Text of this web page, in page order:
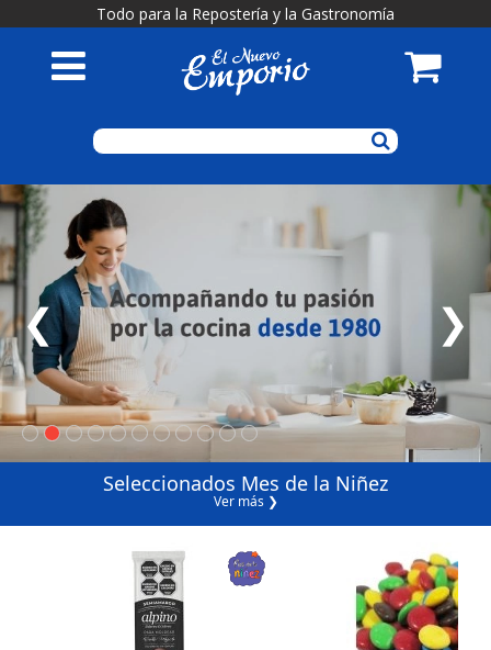
Todo para la Repostería y la Gastronomía
❮ ❯
Seleccionados Mes de la Niñez
Ver más ❯